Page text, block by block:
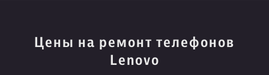
Цены на ремонт телефонов
Lenovo